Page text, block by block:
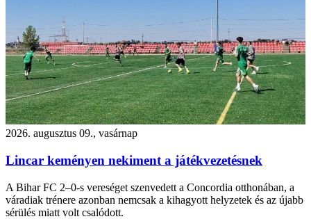
2026. augusztus 09., vasárnap
Lincar keményen nekiment a játékvezetésnek
A Bihar FC 2–0-s vereséget szenvedett a Concordia otthonában, a
váradiak trénere azonban nemcsak a kihagyott helyzetek és az újabb
sérülés miatt volt csalódott.